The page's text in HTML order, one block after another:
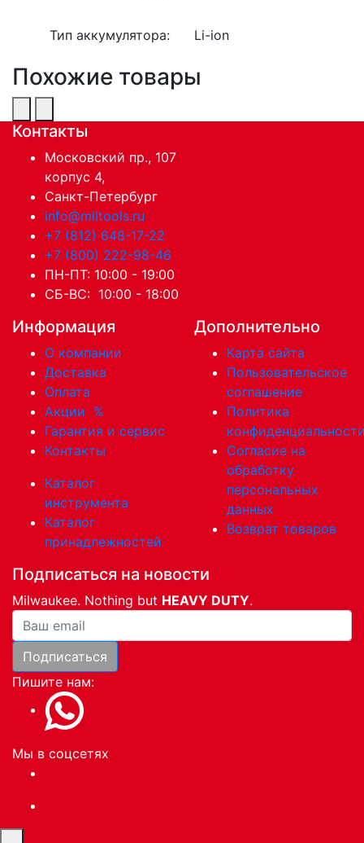
Тип аккумулятора: Li-ion
Похожие товары
Контакты
Московский пр., 107
корпус 4,
Санкт-Петербург
info@miltools.ru
+7 (812) 648-17-22
+7 (800) 222-98-46
ПН-ПТ: 10:00 - 19:00
СБ-ВС: 10:00 - 18:00
Информация
О компании
Доставка
Оплата
Акции %
Гарантия и сервис
Контакты
Каталог
инструмента
Каталог
принадлежностей
Дополнительно
Карта сайта
Пользовательское
соглашение
Политика
Согласие на
обработку
персональных
данных
Возврат товаров
Подписаться на новости
Milwaukee. Nothing but HEAVY DUTY.
Ваша почта
Подписаться
Пишите нам:
Мы в соцсетях